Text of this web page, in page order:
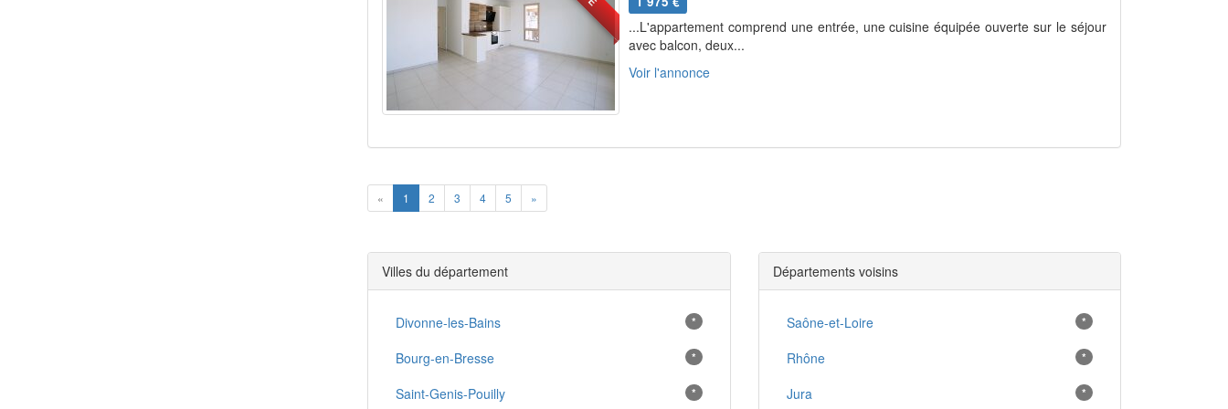
...L'appartement comprend une entrée, une cuisine équipée ouverte sur le séjour
avec balcon, deux...
Voir l'annonce
« Previous
1 2 3 4 5 »
Villes du département
Divonne-les-Bains *
Bourg-en-Bresse *
Saint-Genis-Pouilly *
Départements voisins
Saône-et-Loire *
Rhône *
Jura *